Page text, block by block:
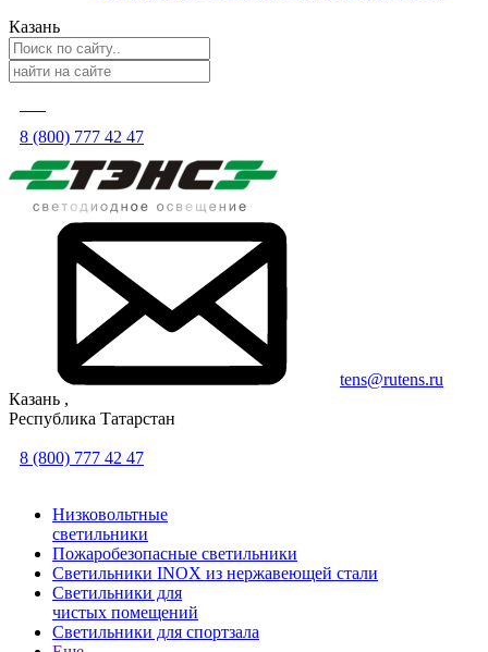
Казань
8 (800) 777 42 47
tens@rutens.ru
Казань ,
Республика Татарстан
8 (800) 777 42 47
Низковольтные
светильники
Пожаробезопасные светильники
Светильники INOX из нержавеющей стали
Светильники для
чистых помещений
Светильники для спортзала